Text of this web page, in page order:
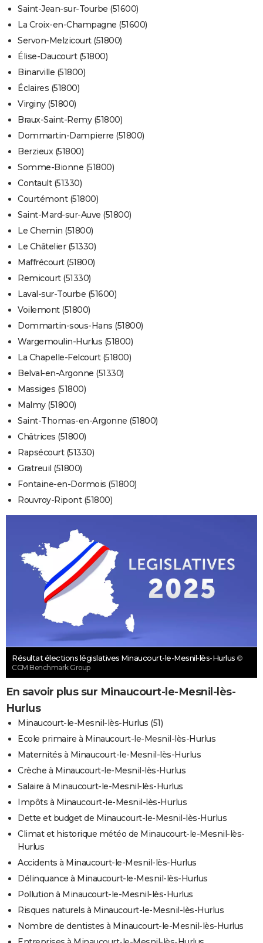
Saint-Jean-sur-Tourbe (51600)
La Croix-en-Champagne (51600)
Servon-Melzicourt (51800)
Élise-Daucourt (51800)
Binarville (51800)
Éclaires (51800)
Virginy (51800)
Braux-Saint-Remy (51800)
Dommartin-Dampierre (51800)
Berzieux (51800)
Somme-Bionne (51800)
Contault (51330)
Courtémont (51800)
Saint-Mard-sur-Auve (51800)
Le Chemin (51800)
Le Châtelier (51330)
Maffrécourt (51800)
Remicourt (51330)
Laval-sur-Tourbe (51600)
Voilemont (51800)
Dommartin-sous-Hans (51800)
Wargemoulin-Hurlus (51800)
La Chapelle-Felcourt (51800)
Belval-en-Argonne (51330)
Massiges (51800)
Malmy (51800)
Saint-Thomas-en-Argonne (51800)
Châtrices (51800)
Rapsécourt (51330)
Gratreuil (51800)
Fontaine-en-Dormois (51800)
Rouvroy-Ripont (51800)
Résultat élections législatives Minaucourt-le-Mesnil-lès-Hurlus ©
CCM Benchmark Group
En savoir plus sur Minaucourt-le-Mesnil-lès-
Hurlus
Minaucourt-le-Mesnil-lès-Hurlus (51)
Ecole primaire à Minaucourt-le-Mesnil-lès-Hurlus
Maternités à Minaucourt-le-Mesnil-lès-Hurlus
Crèche à Minaucourt-le-Mesnil-lès-Hurlus
Salaire à Minaucourt-le-Mesnil-lès-Hurlus
Impôts à Minaucourt-le-Mesnil-lès-Hurlus
Dette et budget de Minaucourt-le-Mesnil-lès-Hurlus
Climat et historique météo de Minaucourt-le-Mesnil-lès-
Hurlus
Accidents à Minaucourt-le-Mesnil-lès-Hurlus
Délinquance à Minaucourt-le-Mesnil-lès-Hurlus
Pollution à Minaucourt-le-Mesnil-lès-Hurlus
Risques naturels à Minaucourt-le-Mesnil-lès-Hurlus
Nombre de dentistes à Minaucourt-le-Mesnil-lès-Hurlus